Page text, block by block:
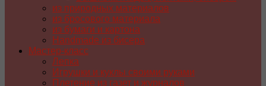
из природных материалов
из бросового материала
из бумаги и картона
Handmade из бисера
Мастер-класс
Лепка
Игрушки и куклы своими руками
Плетение из газет и журналов